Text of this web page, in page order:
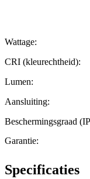
Wattage:
CRI (kleurechtheid):
Lumen:
Aansluiting:
Beschermingsgraad
Garantie:
Specificaties